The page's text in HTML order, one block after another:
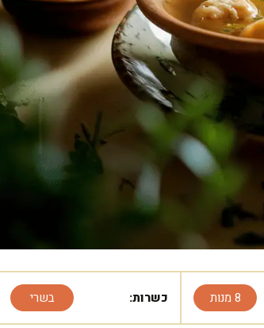
8 מנות כשרות: בשרי